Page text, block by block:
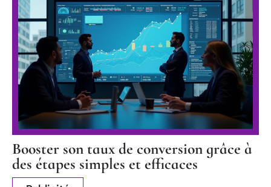
Booster son taux de conversion grâce à
des étapes simples et efficaces